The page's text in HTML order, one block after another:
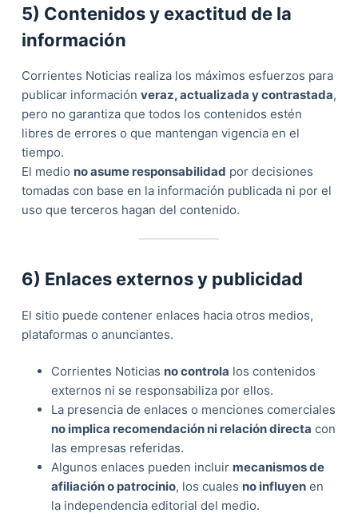
5) Contenidos y exactitud de la
información
Corrientes Noticias realiza los máximos esfuerzos para
publicar información veraz, actualizada y contrastada,
pero no garantiza que todos los contenidos estén
libres de errores o que mantengan vigencia en el
tiempo.
El medio no asume responsabilidad por decisiones
tomadas con base en la información publicada ni por el
uso que terceros hagan del contenido.
6) Enlaces externos y publicidad
El sitio puede contener enlaces hacia otros medios,
plataformas o anunciantes.
Corrientes Noticias no controla los contenidos
externos ni se responsabiliza por ellos.
La presencia de enlaces o menciones comerciales
no implica recomendación ni relación directa con
las empresas referidas.
Algunos enlaces pueden incluir mecanismos de
afiliación o patrocinio, los cuales no influyen en
la independencia editorial del medio.